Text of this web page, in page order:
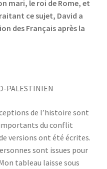
mari, le roi de Rome, et
ce sujet, David a
des Français après la
PALESTINIEN
de l’histoire sont
du conflit
versions ont été écrites.
sont issues pour
tableau laisse sous